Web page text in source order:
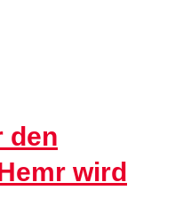
den
wird